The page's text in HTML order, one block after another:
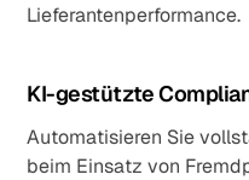
Lieferantenperformance.
KI-gestützte
Automatisieren Sie
beim Einsatz von